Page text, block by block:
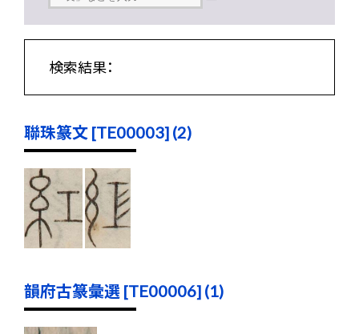
検索結果：
聯珠篆文 [TE00003] (2)
韻府古篆彙選 [TE00006] (1)